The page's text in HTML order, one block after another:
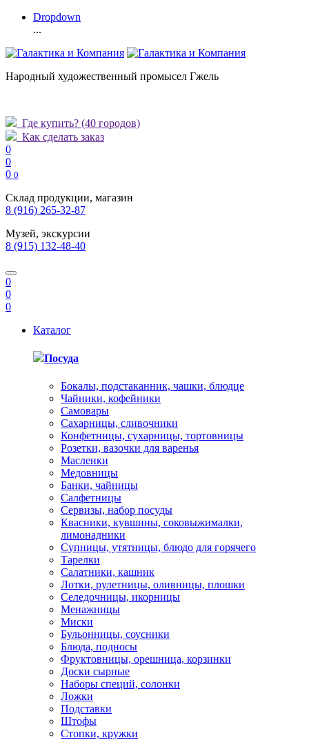
Dropdown
...
Народный художественный промысел Гжель
Где купить? (40 городов)
Как сделать заказ
0
0
0 0
Склад продукции, магазин
8 (916) 265-32-87
Музей, экскурсии
8 (915) 132-48-40
0
0
0
Каталог
Посуда
Бокалы, подстаканник, чашки, блюдце
Чайники, кофейники
Самовары
Сахарницы, сливочники
Конфетницы, сухарницы, тортовницы
Розетки, вазочки для варенья
Масленки
Медовницы
Банки, чайницы
Салфетницы
Сервизы, набор посуды
Квасники, кувшины, соковыжималки,
лимонадники
Супницы, утятницы, блюдо для горячего
Тарелки
Салатники, кашник
Лотки, рулетницы, оливницы, плошки
Селедочницы, икорницы
Менажницы
Миски
Бульонницы, соусники
Блюда, подносы
Фруктовницы, орешница, корзинки
Доски сырные
Наборы специй, солонки
Ложки
Подставки
Штофы
Стопки, кружки